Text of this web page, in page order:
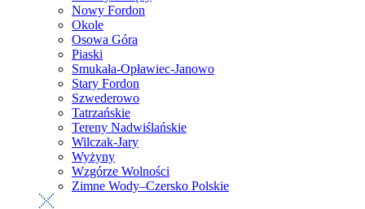
Nowy Fordon
Okole
Osowa Góra
Piaski
Smukała-Opławiec-Janowo
Stary Fordon
Szwederowo
Tatrzańskie
Tereny Nadwiślańskie
Wilczak-Jary
Wyżyny
Wzgórze Wolności
Zimne Wody–Czersko Polskie